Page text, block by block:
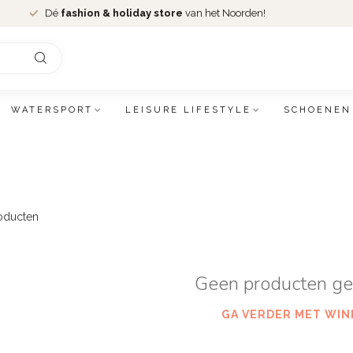
Dé fashion & holiday store van het Noorden!
WATERSPORT LEISURE LIFESTYLE
Geen producten
GA VERDER MET